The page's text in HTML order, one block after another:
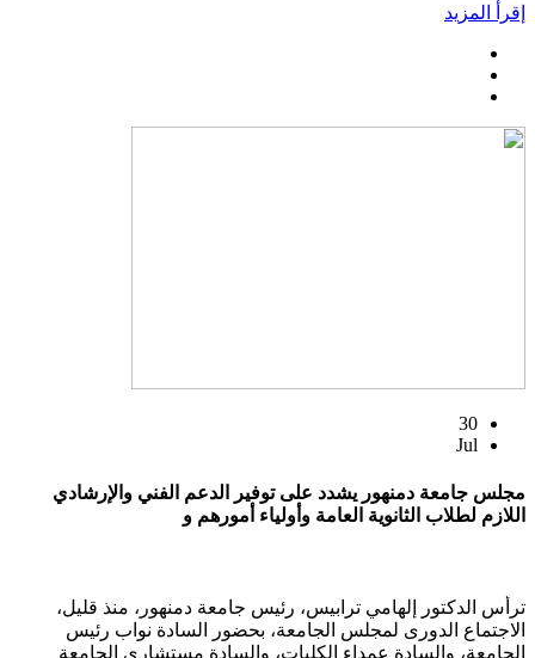
إقرأ المزيد
30
Jul
مجلس جامعة دمنهور يشدد على توفير الدعم الفني والإرشادي
اللازم لطلاب الثانوية العامة وأولياء أمورهم و
ترأس الدكتور إلهامي ترابيس، رئيس جامعة دمنهور، منذ قليل،
الاجتماع الدورى لمجلس الجامعة، بحضور السادة نواب رئيس
الجامعة، والسادة عمداء الكليات، والسادة مستشاري الجامعة